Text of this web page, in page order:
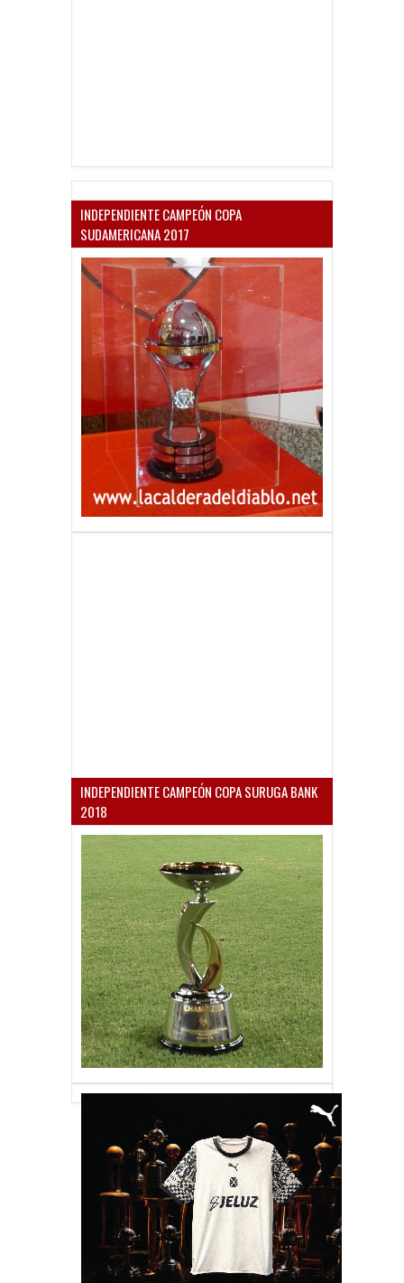
INDEPENDIENTE CAMPEÓN COPA
SUDAMERICANA 2017
INDEPENDIENTE CAMPEÓN COPA SURUGA BANK
2018